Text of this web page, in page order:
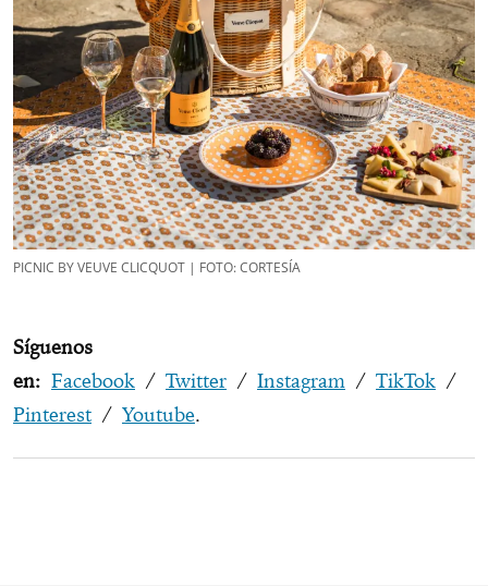
PICNIC BY VEUVE CLICQUOT | FOTO: CORTESÍA
Síguenos
en: Facebook / Twitter / Instagram / TikTok /
Pinterest / Youtube.